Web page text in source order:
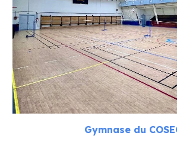
Gymnase du